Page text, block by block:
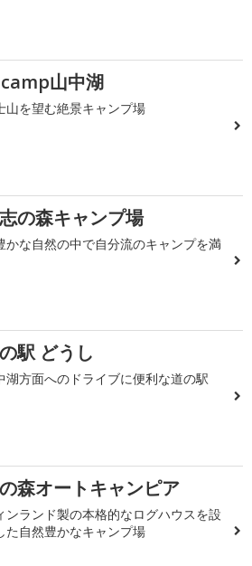
山中湖
山を望む絶景キャンプ場
の森キャンプ場
かな自然の中で自分流のキャンプを満
駅 どうし
湖方面へのドライブに便利な道の駅
森オートキャンピア
ンランド製の本格的なログハウスを設
た自然豊かなキャンプ場